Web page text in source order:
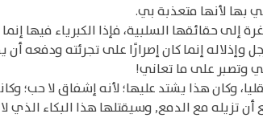
بها لأنها متعذبة بي.
إلى حقائقها السلبية، فإذا الكبرياء فيها
وإذلاله إنما كان إصرارًا على تجرئته
وتصبر على ما تعاني!
عقليا، وكان هذا يشتد عليها؛ لأنه إشفاق لا
أن تزيله مع الدمع, وسيقتلها هذا البكاء